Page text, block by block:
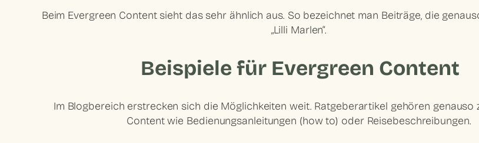
Beim Evergreen Content sieht das sehr ähnlich aus. So bezeichnet man Beiträge, die
„Lilli Marlen“.
Beispiele für Evergreen Content
Im Blogbereich erstrecken sich die Möglichkeiten weit. Ratgeberartikel gehören genauso
Content wie Bedienungsanleitungen (how to) oder Reisebeschreibungen.